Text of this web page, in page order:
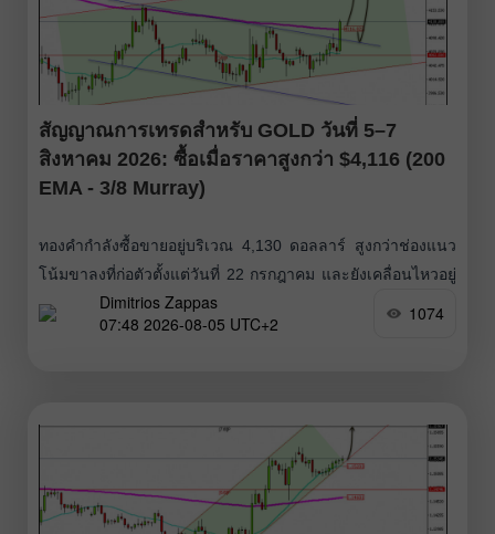
สัญญาณการเทรดสำหรับ GOLD วันที่ 5–7
สิงหาคม 2026: ซื้อเมื่อราคาสูงกว่า $4,116 (200
EMA - 3/8 Murray)
ทองคำกำลังซื้อขายอยู่บริเวณ 4,130 ดอลลาร์ สูงกว่าช่องแนว
โน้มขาลงที่ก่อตัวตั้งแต่วันที่ 22 กรกฎาคม และยังเคลื่อนไหวอยู่
ในช่องแนวโน้มขาขึ้นที่เริ่มก่อตัวตั้งแต่ต้นเดือนกรกฎาคม
แสดงให้เห็นถึงมุมมองเชิงบวก บนกราฟ H4 เราจะเห็นได้ว่า
Dimitrios Zappas
07:48 2026-08-05 UTC+2
1074